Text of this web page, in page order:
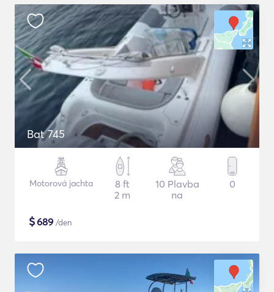
Bat 745
Motorová jachta
8 ft
2 m
10 Plavba
na
0
$689 /den